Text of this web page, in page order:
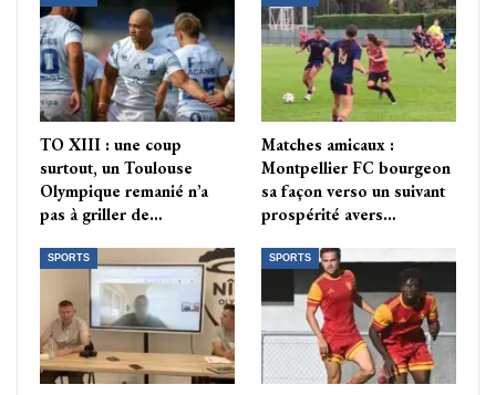
TO XIII : une coup
surtout, un Toulouse
Olympique remanié n’a
pas à griller de…
Matches amicaux :
Montpellier FC bourgeon
sa façon verso un suivant
prospérité avers…
SPORTS SPORTS